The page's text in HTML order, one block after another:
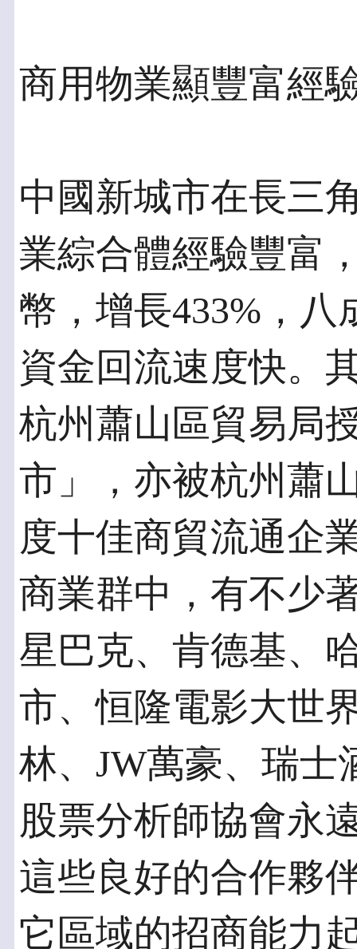
商用物業顯豐富經
中國新城市在長三
業綜合體經驗豐富
幣，增長433%，
資金回流速度快。
杭州蕭山區貿易局
市」，亦被杭州蕭
度十佳商貿流通企
商業群中，有不少
星巴克、肯德基、
市、恒隆電影大世
林、JW萬豪、瑞士
股票分析師協會永
這些良好的合作夥
它區域的招商能力